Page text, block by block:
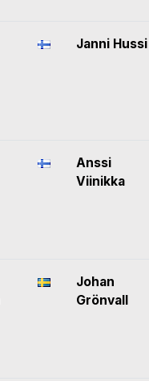
Janni Hussi
Anssi
Viinikka
Johan
Grönvall